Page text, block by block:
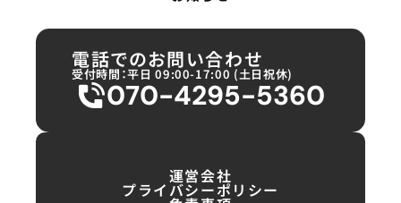
電話でのお問い合わせ
受付時間：平日 09:00-17:00 (土日祝休)
070-4295-5360
運営会社
プライバシーポリシー